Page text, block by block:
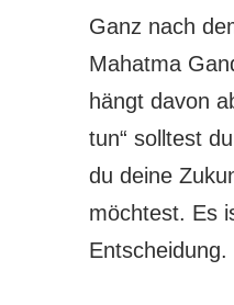
Ganz nach
Mahatma
hängt davon
tun“ solltest
du deine
möchtest. Es
Entscheidung.